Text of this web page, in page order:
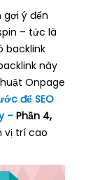
gợi ý đến
– tức là
backlink
này
Onpage
để SEO
– Phần 4,
vị trí cao